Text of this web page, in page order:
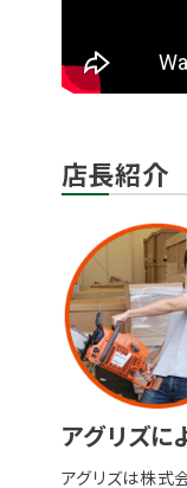
店長紹介
アグリズに
アグリズは株式